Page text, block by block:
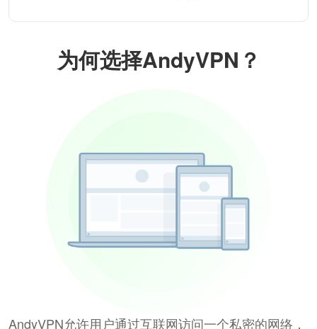
为何选择AndyVPN？
AndyVPN允许用户通过互联网访问一个私密的网络，